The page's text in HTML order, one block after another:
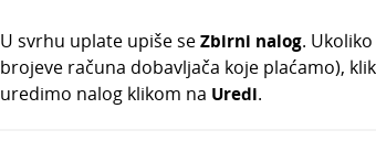
U svrhu uplate upiše seZbirni nalog.
brojeve računa dobavljača koje plaćamo),
uredimo nalog klikom na Uredi.